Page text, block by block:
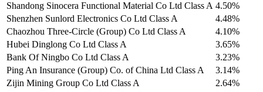
Shandong Sinocera Functional Material Co Ltd Class A 4.50%
Shenzhen Sunlord Electronics Co Ltd Class A
4.48%
Chaozhou Three-Circle (Group) Co Ltd Class A
4.10%
Hubei Dinglong Co Ltd Class A
3.65%
Bank Of Ningbo Co Ltd Class A
3.23%
Ping An Insurance (Group) Co. of China Ltd Class A
3.14%
Zijin Mining Group Co Ltd Class A
2.64%